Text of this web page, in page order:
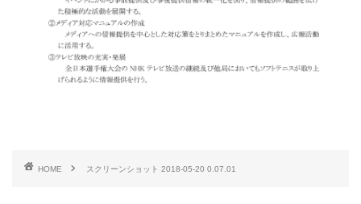
HOME スクリーンショット 2018-05-20 0.07.01